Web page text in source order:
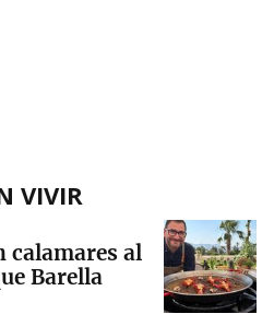
VIVIR
calamares al
Barella